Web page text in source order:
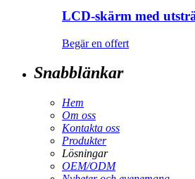
LCD-skärm med
Begär en offert
Snabblänkar
Hem
Om oss
Kontakta oss
Produkter
Lösningar
OEM/ODM